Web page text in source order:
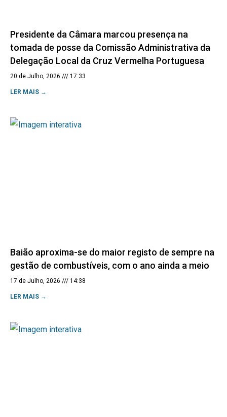
Presidente da Câmara marcou presença na
tomada de posse da Comissão Administrativa da
Delegação Local da Cruz Vermelha Portuguesa
20 de Julho, 2026 17:33
LER MAIS →
Baião aproxima-se do maior registo de sempre na
gestão de combustíveis, com o ano ainda a meio
17 de Julho, 2026 14:38
LER MAIS →